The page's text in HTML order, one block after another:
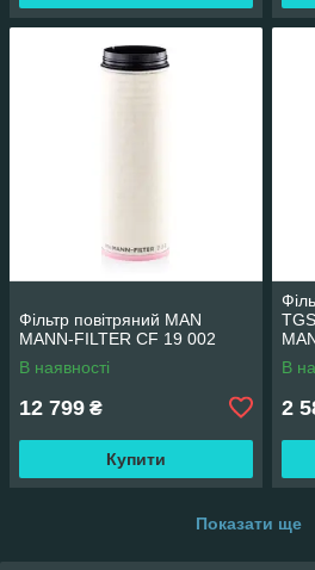
Фільтр повітряний MAN
MANN-FILTER CF 19 002
В наявності
12 799 ₴
Купити
В
2
Показати ще